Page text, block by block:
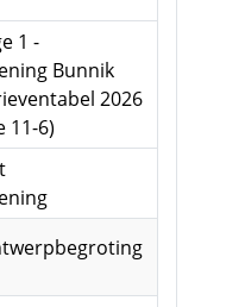
1 -
Bunnik
2026
11-6)